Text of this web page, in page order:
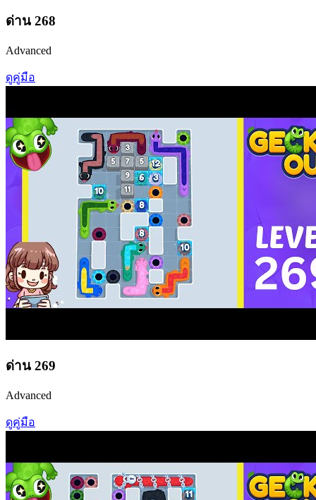
ด่าน 268
Advanced
ดูคู่มือ
ด่าน 269
Advanced
ดูคู่มือ